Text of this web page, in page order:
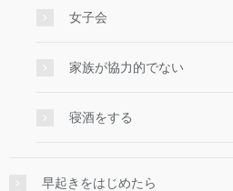
女子会
家族が協力的でない
寝酒をする
早起きをはじめたら